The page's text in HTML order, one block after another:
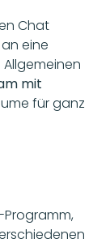
Chat
eine
mit
für ganz
Programm,